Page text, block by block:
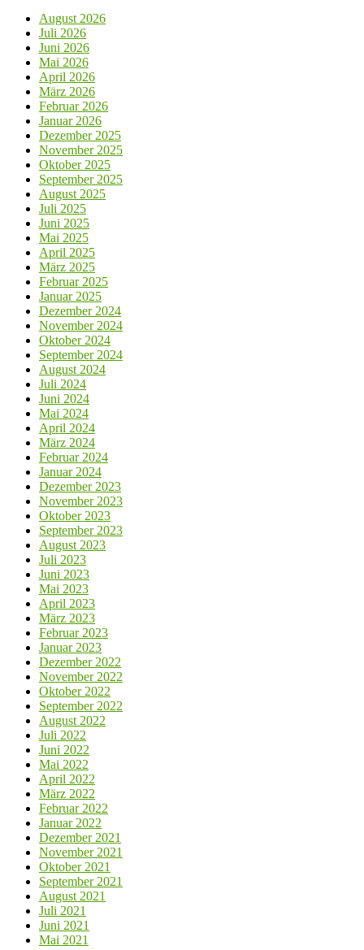
August 2026
Juli 2026
Juni 2026
Mai 2026
April 2026
März 2026
Februar 2026
Januar 2026
Dezember 2025
November 2025
Oktober 2025
September 2025
August 2025
Juli 2025
Juni 2025
Mai 2025
April 2025
März 2025
Februar 2025
Januar 2025
Dezember 2024
November 2024
Oktober 2024
September 2024
August 2024
Juli 2024
Juni 2024
Mai 2024
April 2024
März 2024
Februar 2024
Januar 2024
Dezember 2023
November 2023
Oktober 2023
September 2023
August 2023
Juli 2023
Juni 2023
Mai 2023
April 2023
März 2023
Februar 2023
Januar 2023
Dezember 2022
November 2022
Oktober 2022
September 2022
August 2022
Juli 2022
Juni 2022
Mai 2022
April 2022
März 2022
Februar 2022
Januar 2022
Dezember 2021
November 2021
Oktober 2021
September 2021
August 2021
Juli 2021
Juni 2021
Mai 2021